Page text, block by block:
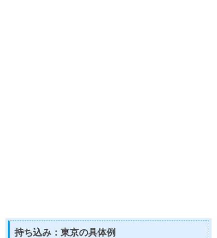
持ち込み：東京の具体例